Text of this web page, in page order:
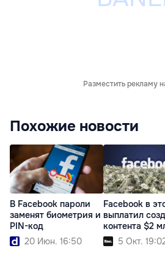
Разместить рекламу
Похожие новости
В Facebook пароли
заменят биометрия и
PIN-код
20 Июн. 16:50
Facebook в
выплатил
контента $2
5 Окт.